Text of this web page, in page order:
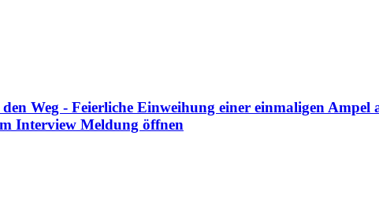
Weg - Feierliche Einweihung einer einmaligen
Interview Meldung öffnen